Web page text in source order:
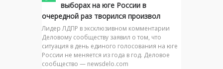
выборах на юге России в
очередной раз творился произвол
Лидер ЛДПР в эксклюзивном комментарии
Деловому сообществу заявил о том, что
ситуация в день единого голосования на юге
России не меняется из года в год. Деловое
сообщество — newsdelo.com